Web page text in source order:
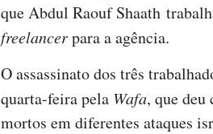
que Abdul Raouf Shaath
freelancerpara a agência.
O assassinato dos três
quarta-feira pela Wafa, que deu
mortos em diferentes ataques